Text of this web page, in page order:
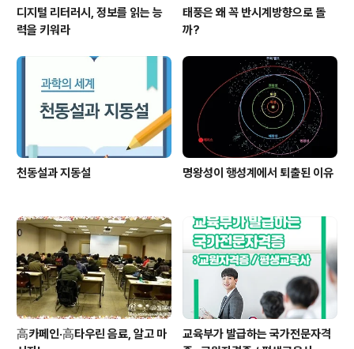
디지털 리터러시, 정보를 읽는 능
력을 키워라
태풍은 왜 꼭 반시계방향으로 돌
까?
천동설과 지동설 명왕성이 행성계에서 퇴출된 이유
高카페인·高타우린 음료, 알고 마
교육부가 발급하는 국가전문자격